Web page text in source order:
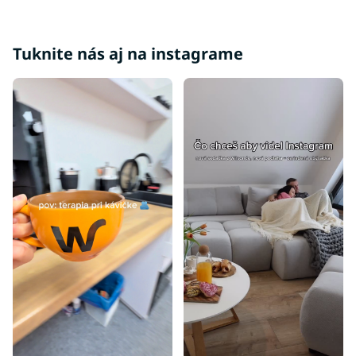
Matrace 100x180
Matrace 110x190
Matrace 110x200
Matrace 120x180
Matrace 120x190
Matrace 130x190
Matrace 130x200
Matrace 140x180
Matrace 140x190
Matrace 150x190
Matrace 150x200
Matrace 160x180
Tuknite nás aj na instagrame